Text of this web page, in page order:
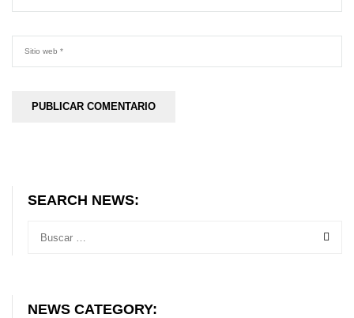
SEARCH NEWS:
NEWS CATEGORY: